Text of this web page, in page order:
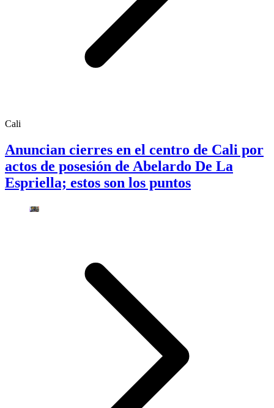
Cali
Anuncian cierres en el centro de Cali por
actos de posesión de Abelardo De La
Espriella; estos son los puntos